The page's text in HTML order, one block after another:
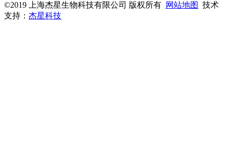
©2019 上海杰星生物科技有限公司 版权所有 网站地图 技术
支持： 杰星科技